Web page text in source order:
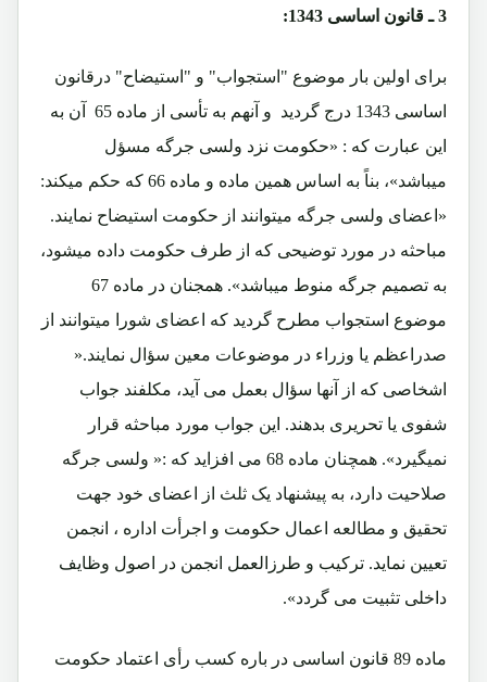
3 ـ قانون اساسی 1343:
برای اولين بار موضوع "استجواب" و "استیضاح" درقانون
اساسی 1343 درج گردید و آنهم به تأسی از ماده 65 آن به
اين عبارت که : «حکومت نزد ولسی جرگه مسؤل
ميباشد»، بناً به اساس همين ماده و ماده 66 که حکم ميکند:
«اعضای ولسی جرگه ميتوانند از حکومت استيضاح نمايند.
مباحثه در مورد توضيحی که از طرف حکومت داده ميشود،
موضوع استجواب مطرح گرديد که اعضای شورا ميتوانند از
صدراعظم يا وزراء در موضوعات معين سؤال نمایند.«
اشخاصی که از آنها سؤال بعمل می آيد، مکلفند جواب
شفوی يا تحريری بدهند. اين جواب مورد مباحثه قرار
نميگيرد». همچنان ماده 68 می افزايد که :« ولسی جرگه
صلاحيت دارد، به پيشنهاد يک ثلث از اعضای خود جهت
تحقيق و مطالعه اعمال حکومت و اجرأت اداره ، انجمن
تعيين نمايد. ترکيب و طرزالعمل انجمن در اصول وظايف
داخلی تثبيت می گردد».
ماده 89 قانون اساسی در باره کسب رأی اعتماد حکومت